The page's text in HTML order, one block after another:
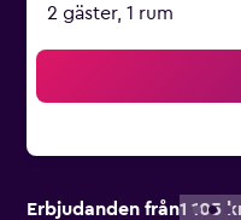
2 gäster, 1 rum
Erbjudanden från1 105